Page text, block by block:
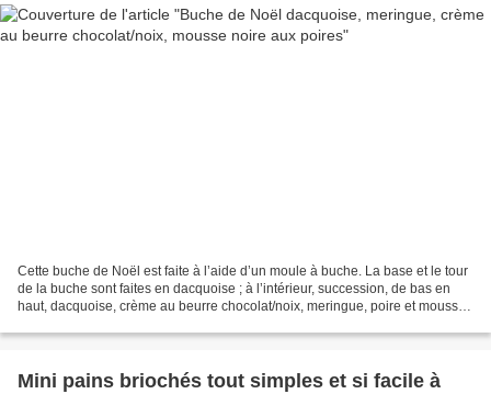
Cette buche de Noël est faite à l’aide d’un moule à buche. La base et le tour
de la buche sont faites en dacquoise ; à l’intérieur, succession, de bas en
haut, dacquoise, crème au beurre chocolat/noix, meringue, poire et mousse
Mini pains briochés tout simples et si facile à